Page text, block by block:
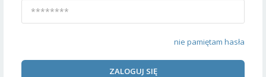
nie pamiętam hasła
ZALOGUJ SIĘ